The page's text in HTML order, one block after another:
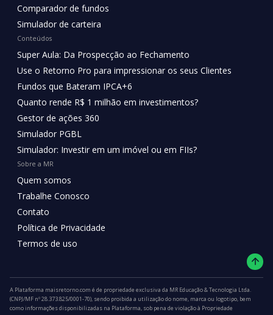
Comparador de fundos
Simulador de carteira
Conteúdos
Super Aula: Da Prospecção ao Fechamento
Use o Retorno Pro para impressionar os seus Clientes
Fundos que Bateram IPCA+6
Quanto rende R$ 1 milhão em investimentos?
Gestor de ações 360
Simulador PGBL
Simulador: Investir em um imóvel ou em FIIs?
Sobre a MR
Quem somos
Trabalhe Conosco
Contato
Política de Privacidade
Termos de uso
A Plataforma maisretorno.com é de propriedade exclusiva da MR Educação & Tecnologia Ltda.
(CNPJ/MF nº 28.373.825/0001-70), sendo proibida a utilização do nome, marca ou logotipo, bem
como informações disponibilizadas na Plataforma, sob pena de violação à Propriedade